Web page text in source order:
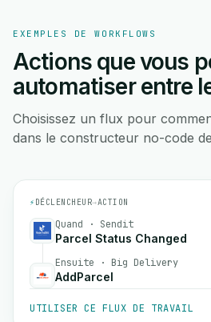
EXEMPLES DE WORKFLOWS
Actions que vous
automatiser entre
Choisissez un flux pour
dans le constructeur no-code
⚡ DÉCLENCHEUR→ACTION
Quand · Sendit
Parcel Status Changed
Ensuite · Big Delivery
AddParcel
UTILISER CE FLUX DE TRAVAIL